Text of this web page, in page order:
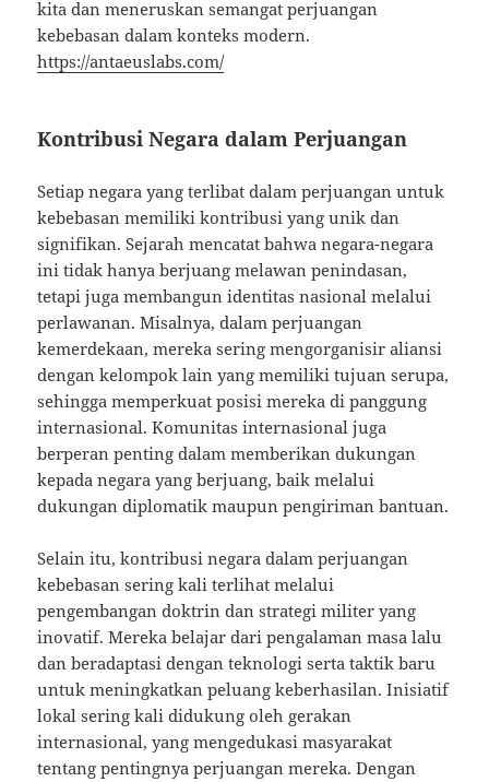
kita dan meneruskan semangat perjuangan
kebebasan dalam konteks modern.
https://antaeuslabs.com/
Kontribusi Negara dalam Perjuangan
Setiap negara yang terlibat dalam perjuangan untuk
kebebasan memiliki kontribusi yang unik dan
signifikan. Sejarah mencatat bahwa negara-negara
ini tidak hanya berjuang melawan penindasan,
tetapi juga membangun identitas nasional melalui
perlawanan. Misalnya, dalam perjuangan
kemerdekaan, mereka sering mengorganisir aliansi
dengan kelompok lain yang memiliki tujuan serupa,
sehingga memperkuat posisi mereka di panggung
internasional. Komunitas internasional juga
berperan penting dalam memberikan dukungan
kepada negara yang berjuang, baik melalui
dukungan diplomatik maupun pengiriman bantuan.
Selain itu, kontribusi negara dalam perjuangan
kebebasan sering kali terlihat melalui
pengembangan doktrin dan strategi militer yang
inovatif. Mereka belajar dari pengalaman masa lalu
dan beradaptasi dengan teknologi serta taktik baru
untuk meningkatkan peluang keberhasilan. Inisiatif
lokal sering kali didukung oleh gerakan
internasional, yang mengedukasi masyarakat
tentang pentingnya perjuangan mereka. Dengan